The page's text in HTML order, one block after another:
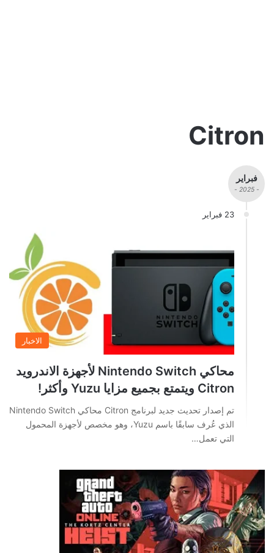
Citron
فبراير
- 2025 -
23 فبراير
الاخبار
محاكي Nintendo Switch لأجهزة الاندرويد
Citron ويتمتع بجميع مزايا Yuzu وأكثر!
تم إصدار تحديث جديد لبرنامج Citron محاكي Nintendo Switch
الذي عُرف سابقًا باسم Yuzu، وهو مخصص لأجهزة المحمول
التي تعمل…